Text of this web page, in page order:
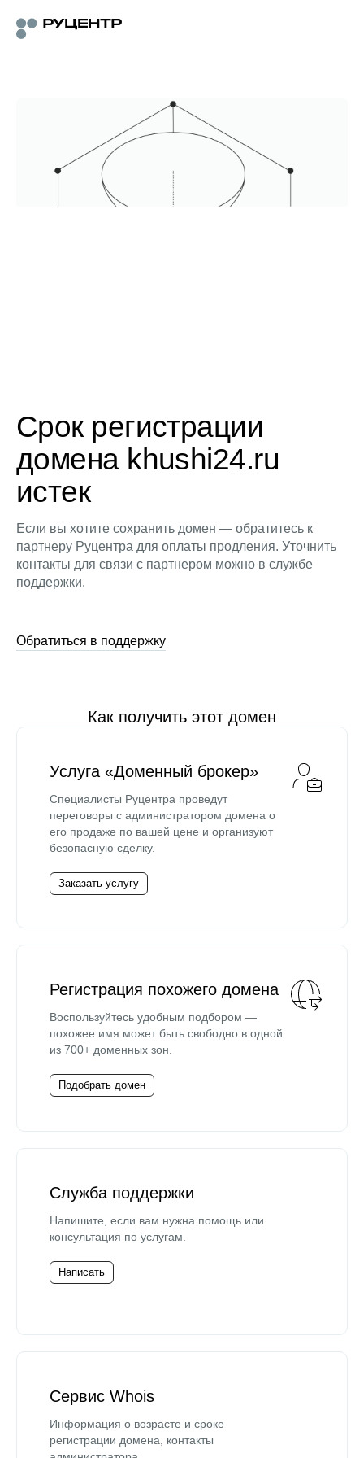
Срок регистрации
домена khushi24.ru
истек
Если вы хотите сохранить домен — обратитесь к
партнеру Руцентра для оплаты продления. Уточнить
контакты для связи с партнером можно в службе
поддержки.
Обратиться в поддержку
Как получить этот домен
Услуга «Доменный брокер»
Специалисты Руцентра проведут
переговоры с администратором домена о
его продаже по вашей цене и организуют
безопасную сделку.
Заказать услугу
Регистрация похожего домена
Воспользуйтесь удобным подбором —
похожее имя может быть свободно в одной
из 700+ доменных зон.
Подобрать домен
Служба поддержки
Напишите, если вам нужна помощь или
консультация по услугам.
Написать
Сервис Whois
Информация о возрасте и сроке
регистрации домена, контакты